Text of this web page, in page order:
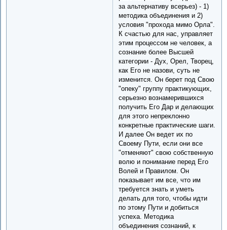
за альтернативу всерьез) - 1)
методика объединения и 2)
условия "прохода мимо Орла".
К счастью для нас, управляет
этим процессом не человек, а
сознание более Высшей
категории - Дух, Орел, Творец,
как Его не назови, суть не
изменится. Он берет под Cвою
"опеку" группу практикующих,
серьезно вознамерившихся
получить Его Дар и делающих
для этого непреклонно
конкретные практические шаги.
И далее Он ведет их по
Своему Пути, если они все
"отменяют" свою собственную
волю и понимание перед Его
Волей и Правилом. Он
показывает им все, что им
требуется знать и уметь
делать для того, чтобы идти
по этому Пути и добиться
успеха. Методика
объединения сознаний, к